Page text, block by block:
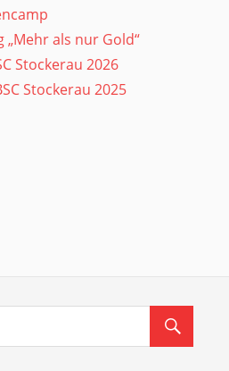
als nur Gold“
Stockerau 2026
Stockerau 2025